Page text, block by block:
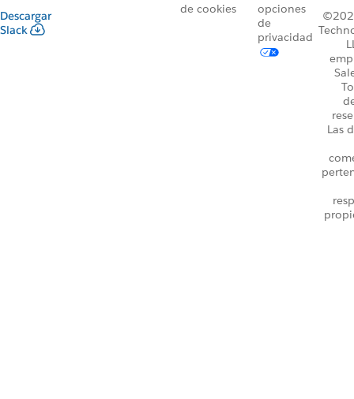
Descargar
Slack
de cookies
opciones
de
privacidad
Las